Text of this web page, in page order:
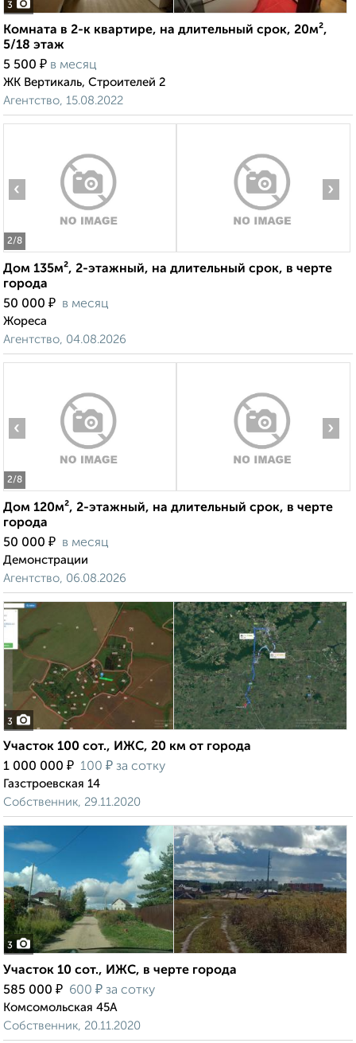
3
Комната в 2-к квартире, на длительный срок, 20м²,
5/18 этаж
5 500 ₽ в месяц
ЖК Вертикаль, Строителей 2
Агентство, 15.08.2022
2/8
‹ ›
Дом 135м², 2-этажный, на длительный срок, в черте
города
50 000 ₽ в месяц
Жореса
Агентство, 04.08.2026
2/8
‹ ›
Дом 120м², 2-этажный, на длительный срок, в черте
города
50 000 ₽ в месяц
Демонстрации
Агентство, 06.08.2026
3
Участок 100 сот., ИЖС, 20 км от города
1 000 000 ₽ 100 ₽ за сотку
Газстроевская 14
Собственник, 29.11.2020
3
Участок 10 сот., ИЖС, в черте города
585 000 ₽ 600 ₽ за сотку
Комсомольская 45А
Собственник, 20.11.2020